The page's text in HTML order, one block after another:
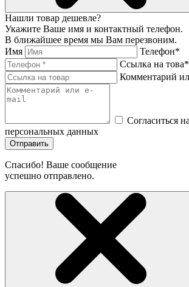
Нашли товар дешевле?
Укажите Ваше имя и контактный телефон.
В ближайшее время мы Вам перезвоним.
Имя
Телефон*
Ссылка на това*
Комментарий
Согласиться
персональных данных
Отправить
Спасибо! Ваше сообщение
успешно отправлено.